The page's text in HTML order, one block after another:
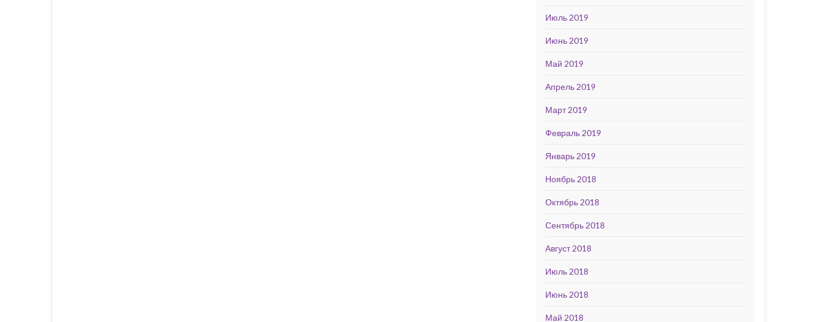
Июль 2019
Июнь 2019
Май 2019
Апрель 2019
Март 2019
Февраль 2019
Январь 2019
Ноябрь 2018
Октябрь 2018
Сентябрь 2018
Август 2018
Июль 2018
Июнь 2018
Май 2018